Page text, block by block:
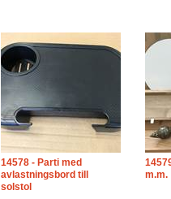
14578 - Parti med
avlastningsbord till
solstol
m.m.